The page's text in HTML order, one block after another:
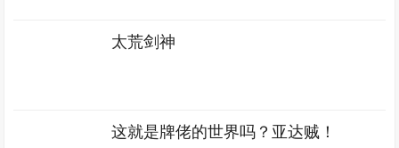
太荒剑神
这就是牌佬的世界吗？亚达贼！